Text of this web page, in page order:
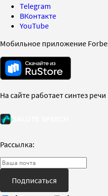
Telegram
ВКонтакте
YouTube
Мобильное приложение
На сайте работает синтез речи
Рассылка:
Подписаться